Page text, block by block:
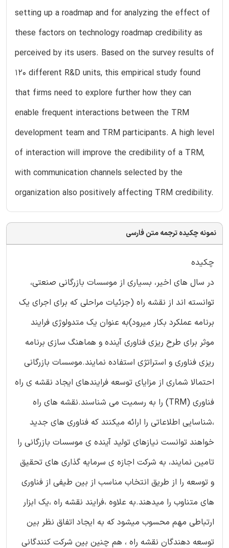
setting up a roadmap and for analyzing the effect of
these factors on technology roadmap credibility as
perceived by its users. Based on the survey results of
120 different R&D units, this empirical study found
that firms need to explore further how they can
enable frequent interactions between the TRM
development team and TRM participants. A high level
of interaction will improve the credibility of a TRM,
with communication channels selected by the
organization also positively affecting TRM credibility.
نمونه چکیده ترجمه متن فارسی
چکیده
در سال های اخیر، بسیاری از موسسات بازرگانی صنعتی،
توانسته اند از نقشه راه (جزئیات مراحلی که برای اجرای یک
برنامه عملکرد بکار میرود)به عنوان یک متدولوژی فرایند
موثر برای طرح ریزی فناوری آینده و هماهنگ سازی برنامه
ریزی فناوری و استراتژی استفاده نمایند.موسسات بازرگانی
احتمالا شماری از مزایای توسعه فرایندهای ایجاد نقشه ی راه
فناوری (TRM) را به رسمیت می شناسند.نقشه های راه
،شناسایی اطلاعاتی را ارائه میکنند که فناوری های جدید
خواهند توانست نیازهای تولید آینده ی موسسات بازرگانی را
تامین نمایند، به شرکت اجازه ی سرمایه گذاری های تحقیق
و توسعه را از طریق انتخاب مناسب از بین طیفی از فناوری
های متناوب را میدهند.به علاوه ،فرایند نقشه راه ،یک ابزار
ارتباطی مهم محسوب میشود که به ایجاد اتفاق نظر بین
توسعه دهندگان نقشه راه ، هم چنین بین شرکت کنندگانی